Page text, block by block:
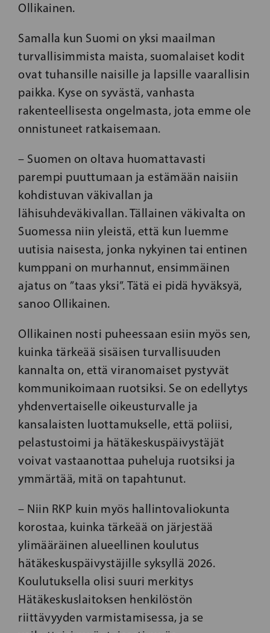
Ollikainen.
Samalla kun Suomi on yksi maailman
turvallisimmista maista, suomalaiset kodit
ovat tuhansille naisille ja lapsille vaarallisin
paikka. Kyse on syvästä, vanhasta
rakenteellisesta ongelmasta, jota emme ole
onnistuneet ratkaisemaan.
– Suomen on oltava huomattavasti
parempi puuttumaan ja estämään naisiin
kohdistuvan väkivallan ja
lähisuhdeväkivallan. Tällainen väkivalta on
Suomessa niin yleistä, että kun luemme
uutisia naisesta, jonka nykyinen tai entinen
kumppani on murhannut, ensimmäinen
ajatus on ”taas yksi”. Tätä ei pidä hyväksyä,
sanoo Ollikainen.
Ollikainen nosti puheessaan esiin myös sen,
kuinka tärkeää sisäisen turvallisuuden
kannalta on, että viranomaiset pystyvät
kommunikoimaan ruotsiksi. Se on edellytys
yhdenvertaiselle oikeusturvalle ja
kansalaisten luottamukselle, että poliisi,
pelastustoimi ja hätäkeskuspäivystäjät
voivat vastaanottaa puheluja ruotsiksi ja
ymmärtää, mitä on tapahtunut.
– Niin RKP kuin myös hallintovaliokunta
korostaa, kuinka tärkeää on järjestää
ylimääräinen alueellinen koulutus
hätäkeskuspäivystäjille syksyllä 2026.
Koulutuksella olisi suuri merkitys
Hätäkeskuslaitoksen henkilöstön
riittävyyden varmistamisessa, ja se